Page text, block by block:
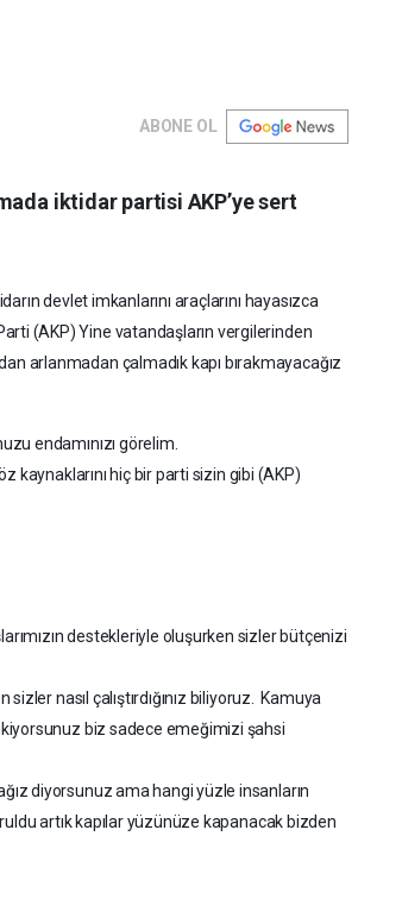
ABONE OL
iktidar partisi AKP’ye sert
devlet imkanlarını araçlarını hayasızca
(AKP) Yine vatandaşların vergilerinden
arlanmadan çalmadık kapı bırakmayacağız
endamınızı görelim.
kaynaklarını hiç bir parti sizin gibi (AKP)
destekleriyle oluşurken sizler bütçenizi
nasıl çalıştırdığınız biliyoruz. Kamuya
biz sadece emeğimizi şahsi
diyorsunuz ama hangi yüzle insanların
artık kapılar yüzünüze kapanacak bizden